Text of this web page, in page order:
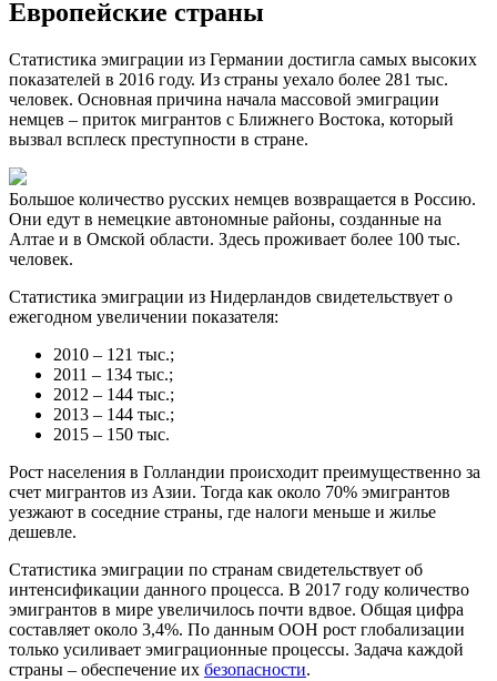
Европейские страны
Статистика эмиграции из Германии достигла самых высоких
показателей в 2016 году. Из страны уехало более 281 тыс.
человек. Основная причина начала массовой эмиграции
немцев – приток мигрантов с Ближнего Востока, который
вызвал всплеск преступности в стране.
Большое количество русских немцев возвращается в Россию.
Они едут в немецкие автономные районы, созданные на
Алтае и в Омской области. Здесь проживает более 100 тыс.
человек.
Статистика эмиграции из Нидерландов свидетельствует о
ежегодном увеличении показателя:
2010 – 121 тыс.;
2011 – 134 тыс.;
2012 – 144 тыс.;
2013 – 144 тыс.;
2015 – 150 тыс.
Рост населения в Голландии происходит преимущественно за
счет мигрантов из Азии. Тогда как около 70% эмигрантов
уезжают в соседние страны, где налоги меньше и жилье
дешевле.
Статистика эмиграции по странам свидетельствует об
интенсификации данного процесса. В 2017 году количество
эмигрантов в мире увеличилось почти вдвое. Общая цифра
составляет около 3,4%. По данным ООН рост глобализации
только усиливает эмиграционные процессы. Задача каждой
страны – обеспечение их безопасности.